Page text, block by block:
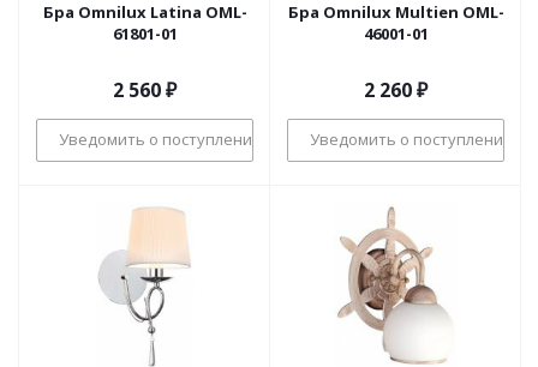
Бра Omnilux Latina OML-
61801-01
2 560₽
Уведомить о поступлении
Бра Omnilux Multien OML-
46001-01
2 260₽
Уведомить о поступлении